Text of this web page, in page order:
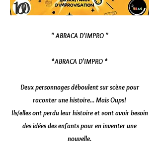
" ABRACA D'IMPRO "
*ABRACA D'IMPRO *
Deux personnages déboulent sur scène pour
raconter une histoire... Mais Oups!
Ils/elles ont perdu leur histoire et vont avoir besoin
des idées des enfants pour en inventer une
nouvelle.